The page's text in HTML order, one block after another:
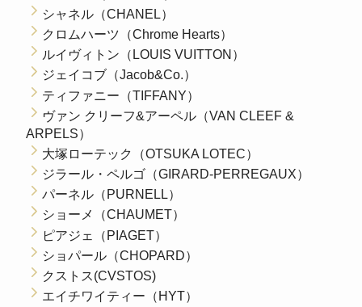
シャネル（CHANEL）
クロムハーツ（Chrome Hearts）
ルイヴィトン（LOUIS VUITTON）
ジェイコブ（Jacob&Co.）
ティファニー（TIFFANY）
ヴァン クリーフ&アーペル（VAN CLEEF &
ARPELS）
大塚ローテック（OTSUKA LOTEC）
ジラール・ペルゴ（GIRARD-PERREGAUX）
パーネル（PURNELL）
ショーメ（CHAUMET）
ピアジェ（PIAGET）
ショパール（CHOPARD）
クストス(CVSTOS)
エイチワイティー（HYT）